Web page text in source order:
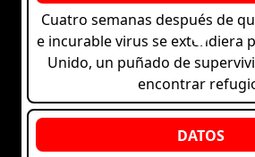
Cuatro semanas después de
e incurable virus se extendiera
Unido, un puñado de
encontrar